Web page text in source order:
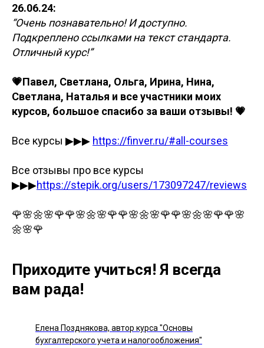
26.06.24:
“Очень познавательно! И доступно.
Подкреплено ссылками на текст стандарта.
Отличный курс!”
💗Павел, Светлана, Ольга, Ирина, Нина,
Светлана, Наталья и все участники моих
курсов, большое спасибо за ваши отзывы! 💗
Все курсы ▶▶▶ https://finver.ru/#all-courses
Все отзывы про все курсы
▶▶▶https://stepik.org/users/173097247/reviews
🌹🌸🌼🌸🌹🌹🌸🌼🌸🌹🌹🌸🌼🌸🌹🌹🌸🌼🌸🌹🌹🌸
🌼🌸🌹
Приходите учиться! Я всегда
вам рада!
Елена Позднякова, автор курса "Основы
бухгалтерского учета и налогообложения"